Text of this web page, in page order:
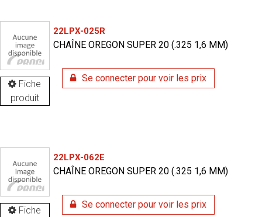
Fiche
produit
22LPX-025R
CHAÎNE OREGON SUPER 20 (.325 1,6 MM)
Se connecter pour voir les prix
Fiche
22LPX-062E
CHAÎNE OREGON SUPER 20 (.325 1,6 MM)
Se connecter pour voir les prix